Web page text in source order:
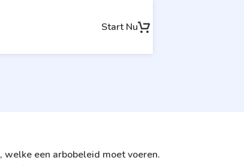
Start Nu
een arbobeleid moet voeren.